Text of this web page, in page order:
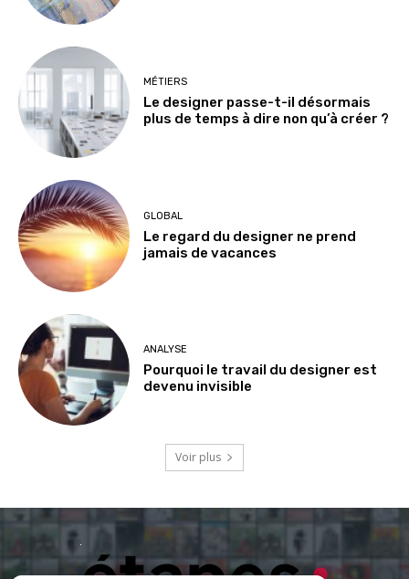
MÉTIERS
Le designer passe-t-il désormais
plus de temps à dire non qu’à créer ?
GLOBAL
Le regard du designer ne prend
jamais de vacances
ANALYSE
Pourquoi le travail du designer est
devenu invisible
Voir plus